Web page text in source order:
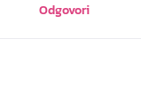
Odgovori